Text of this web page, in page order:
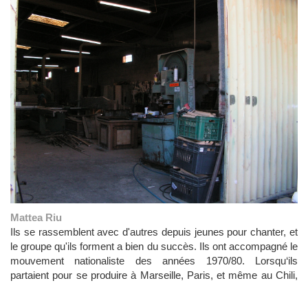
Mattea Riu
Ils se rassemblent avec d'autres depuis jeunes pour chanter, et
le groupe qu'ils forment a bien du succès. Ils ont accompagné le
mouvement nationaliste des années 1970/80. Lorsqu‘ils
partaient pour se produire à Marseille, Paris, et même au Chili,